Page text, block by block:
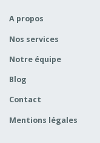
A propos
Nos services
Notre équipe
Blog
Contact
Mentions légales